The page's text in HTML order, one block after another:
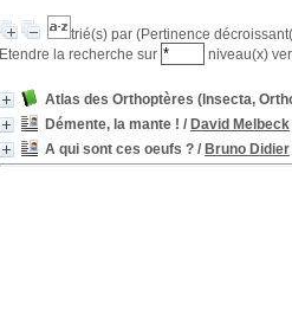
trié(s) par (Pertinence
Etendre la recherche sur
niveau(x)
Atlas des Orthoptères (Insecta,
Démente, la mante ! / David Melbeck
A qui sont ces oeufs ? / Bruno Didier